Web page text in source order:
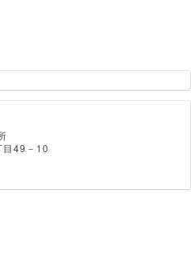
目49－10